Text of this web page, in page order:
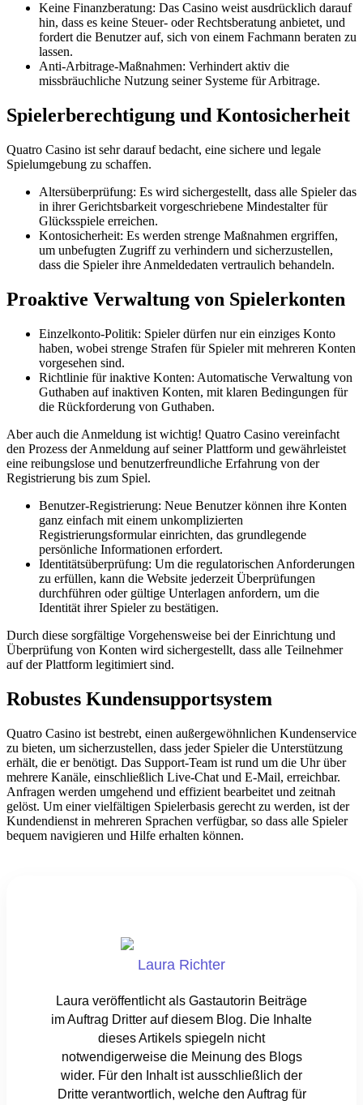
Keine Finanzberatung: Das Casino weist ausdrücklich darauf
hin, dass es keine Steuer- oder Rechtsberatung anbietet, und
fordert die Benutzer auf, sich von einem Fachmann beraten zu
lassen.
Anti-Arbitrage-Maßnahmen: Verhindert aktiv die
missbräuchliche Nutzung seiner Systeme für Arbitrage.
Spielerberechtigung und Kontosicherheit
Quatro Casino ist sehr darauf bedacht, eine sichere und legale
Spielumgebung zu schaffen.
Altersüberprüfung: Es wird sichergestellt, dass alle Spieler das
in ihrer Gerichtsbarkeit vorgeschriebene Mindestalter für
Glücksspiele erreichen.
Kontosicherheit: Es werden strenge Maßnahmen ergriffen,
um unbefugten Zugriff zu verhindern und sicherzustellen,
dass die Spieler ihre Anmeldedaten vertraulich behandeln.
Proaktive Verwaltung von Spielerkonten
Einzelkonto-Politik: Spieler dürfen nur ein einziges Konto
haben, wobei strenge Strafen für Spieler mit mehreren Konten
vorgesehen sind.
Richtlinie für inaktive Konten: Automatische Verwaltung von
Guthaben auf inaktiven Konten, mit klaren Bedingungen für
die Rückforderung von Guthaben.
Aber auch die Anmeldung ist wichtig! Quatro Casino vereinfacht
den Prozess der Anmeldung auf seiner Plattform und gewährleistet
eine reibungslose und benutzerfreundliche Erfahrung von der
Registrierung bis zum Spiel.
Benutzer-Registrierung: Neue Benutzer können ihre Konten
ganz einfach mit einem unkomplizierten
Registrierungsformular einrichten, das grundlegende
persönliche Informationen erfordert.
Identitätsüberprüfung: Um die regulatorischen Anforderungen
zu erfüllen, kann die Website jederzeit Überprüfungen
durchführen oder gültige Unterlagen anfordern, um die
Identität ihrer Spieler zu bestätigen.
Durch diese sorgfältige Vorgehensweise bei der Einrichtung und
Überprüfung von Konten wird sichergestellt, dass alle Teilnehmer
auf der Plattform legitimiert sind.
Robustes Kundensupportsystem
Quatro Casino ist bestrebt, einen außergewöhnlichen Kundenservice
zu bieten, um sicherzustellen, dass jeder Spieler die Unterstützung
erhält, die er benötigt. Das Support-Team ist rund um die Uhr über
mehrere Kanäle, einschließlich Live-Chat und E-Mail, erreichbar.
Anfragen werden umgehend und effizient bearbeitet und zeitnah
gelöst. Um einer vielfältigen Spielerbasis gerecht zu werden, ist der
Kundendienst in mehreren Sprachen verfügbar, so dass alle Spieler
bequem navigieren und Hilfe erhalten können.
Laura Richter
Laura veröffentlicht als Gastautorin Beiträge
im Auftrag Dritter auf diesem Blog. Die Inhalte
dieses Artikels spiegeln nicht
notwendigerweise die Meinung des Blogs
wider. Für den Inhalt ist ausschließlich der
Dritte verantwortlich, welche den Auftrag für